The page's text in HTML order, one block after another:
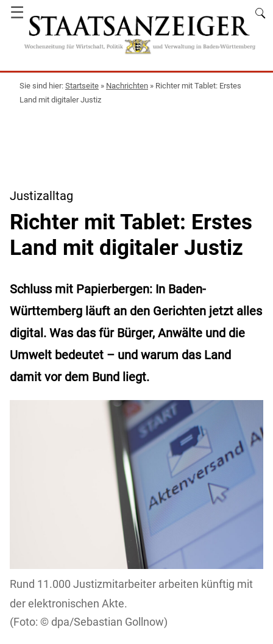
☰
Startseite » Nachrichten » Richter mit Tablet: Erstes
Land mit digitaler Justiz
Justizalltag
Richter mit Tablet: Erstes
Land mit digitaler Justiz
Schluss mit Papierbergen: In Baden-
Württemberg läuft an den Gerichten jetzt alles
digital. Was das für Bürger, Anwälte und die
Umwelt bedeutet – und warum das Land
damit vor dem Bund liegt.
Rund 11.000 Justizmitarbeiter arbeiten künftig mit
der elektronischen Akte.
dpa/Sebastian Gollnow)